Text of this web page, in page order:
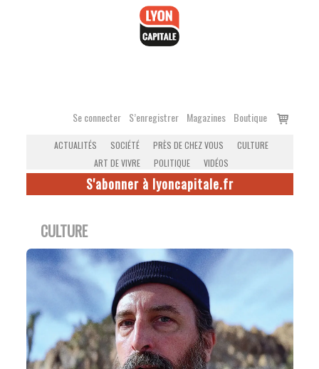
Se connecter S’enregistrer Magazines Boutique
Voir
ACTUALITÉS SOCIÉTÉ PRÈS DE CHEZ VOUS
CULTURE
ART DE VIVRE
POLITIQUE VIDÉOS
S'abonner à lyoncapitale.fr
CULTURE